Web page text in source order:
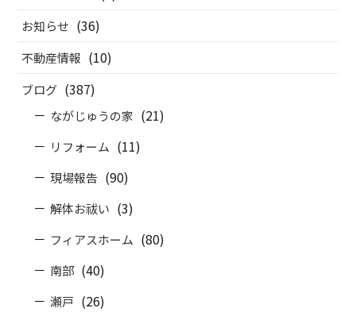
お知らせ (36)
不動産情報 (10)
ブログ (387)
ながじゅうの家 (21)
リフォーム (11)
現場報告 (90)
解体お祓い (3)
フィアスホーム (80)
南部 (40)
瀬戸 (26)